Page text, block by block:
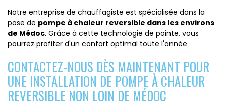
Notre entreprise de chauffagiste est spécialisée dans la
pose de pompe à chaleur reversible dans les environs
de Médoc. Grâce à cette technologie de pointe, vous
pourrez profiter d'un confort optimal toute l'année.
CONTACTEZ-NOUS DÈS MAINTENANT POUR
UNE INSTALLATION DE POMPE À CHALEUR
REVERSIBLE NON LOIN DE MÉDOC